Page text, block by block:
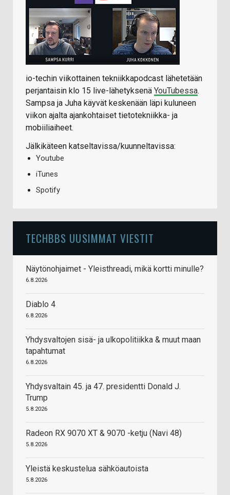
io-techin viikottainen tekniikkapodcast lähetetään
perjantaisin klo 15 live-lähetyksenä YouTubessa.
Sampsa ja Juha käyvät keskenään läpi kuluneen
viikon ajalta ajankohtaiset tietotekniikka- ja
mobiiliaiheet.
Jälkikäteen katseltavissa/kuunneltavissa:
Youtube
iTunes
Spotify
TECHBBS UUSIMMAT VIESTIT
Näytönohjaimet - Yleisthreadi, mikä kortti minulle?
6.8.2026
Diablo 4
6.8.2026
Yhdysvaltojen sisä- ja ulkopolitiikka & muut maan
tapahtumat
6.8.2026
Yhdysvaltain 45. ja 47. presidentti Donald J.
Trump
5.8.2026
Radeon RX 9070 XT & 9070 -ketju (Navi 48)
5.8.2026
Yleistä keskustelua sähköautoista
5.8.2026